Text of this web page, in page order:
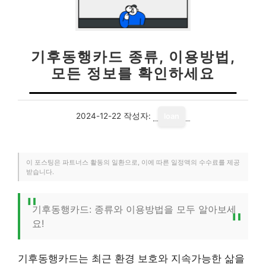
기후동행카드 종류, 이용방법,
모든 정보를 확인하세요
2024-12-22 작성자:
이 포스팅은 파트너스 활동의 일환으로, 이에 따른 일정액의 수수료를 제공
받습니다.
기후동행카드: 종류와 이용방법을 모두 알아보세
요!
기후동행카드는 최근 환경 보호와 지속가능한 삶을